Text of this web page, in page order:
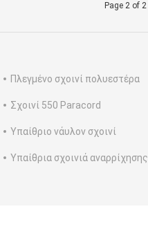
Page 2 of 2
Πλεγμένο σχοινί πολυεστέρα
Σχοινί 550 Paracord
Υπαίθριο νάυλον σχοινί
Υπαίθρια σχοινιά αναρρίχησης